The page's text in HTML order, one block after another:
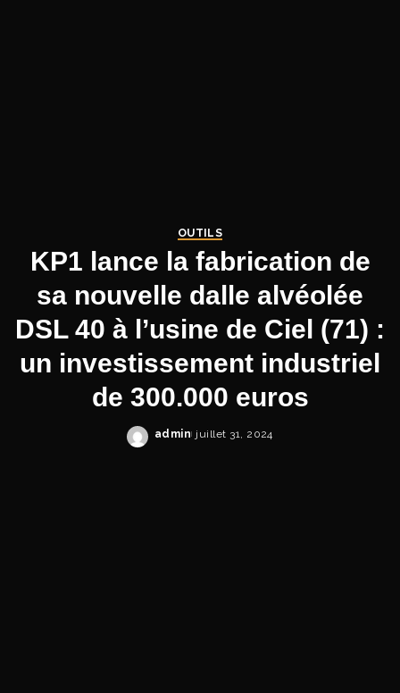
OUTILS
KP1 lance la fabrication de
sa nouvelle dalle alvéolée
DSL 40 à l’usine de Ciel (71) :
un investissement industriel
de 300.000 euros
Posted
admin juillet 31, 2024